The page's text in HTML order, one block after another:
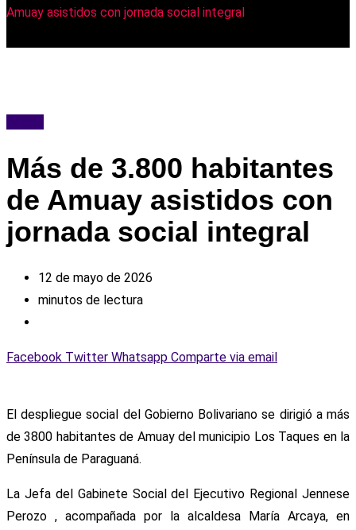
Amuay asistidos con jornada social integral
Más de 3.800 habitantes
de Amuay asistidos con
jornada social integral
12 de mayo de 2026
minutos de lectura
Facebook Twitter Whatsapp Comparte via email
El despliegue social del Gobierno Bolivariano se dirigió a más
de 3800 habitantes de Amuay del municipio Los Taques en la
Península de Paraguaná.
La Jefa del Gabinete Social del Ejecutivo Regional Jennese
Perozo , acompañada por la alcaldesa María Arcaya, en